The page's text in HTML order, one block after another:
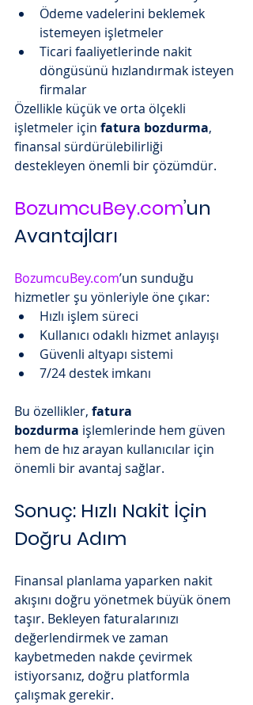
Ödeme vadelerini beklemek
istemeyen işletmeler
Ticari faaliyetlerinde nakit
döngüsünü hızlandırmak isteyen
firmalar
Özellikle küçük ve orta ölçekli
işletmeler için fatura bozdurma,
finansal sürdürülebilirliği
destekleyen önemli bir çözümdür.
BozumcuBey.com’un
Avantajları
BozumcuBey.com’un sunduğu
hizmetler şu yönleriyle öne çıkar:
Hızlı işlem süreci
Kullanıcı odaklı hizmet anlayışı
Güvenli altyapı sistemi
7/24 destek imkanı
Bu özellikler, fatura
bozdurma işlemlerinde hem güven
hem de hız arayan kullanıcılar için
önemli bir avantaj sağlar.
Sonuç: Hızlı Nakit İçin
Doğru Adım
Finansal planlama yaparken nakit
akışını doğru yönetmek büyük önem
taşır. Bekleyen faturalarınızı
değerlendirmek ve zaman
kaybetmeden nakde çevirmek
istiyorsanız, doğru platformla
çalışmak gerekir.